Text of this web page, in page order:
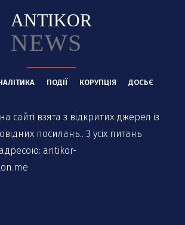
ANTIKOR
NEWS
ПОДІЇ КОРУПЦІЯ ДОСЬЄ
сайті взята з відкритих джерел із
посилань.. З усіх питань
antikor-